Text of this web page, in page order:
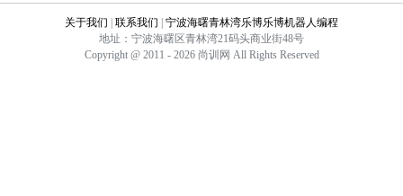
关于我们 联系我们
宁波海曙青林湾乐博乐博机器人编程
地址：宁波海曙区青林湾21码头商业街48号
Copyright @ 2011 - 2026 尚训网 All Rights Reserved